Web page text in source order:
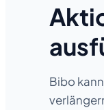
Bibo